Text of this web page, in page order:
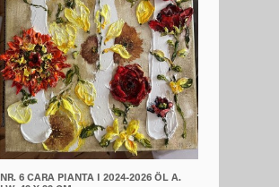
NR. 6 CARA PIANTA I 2024-2026 ÖL A.